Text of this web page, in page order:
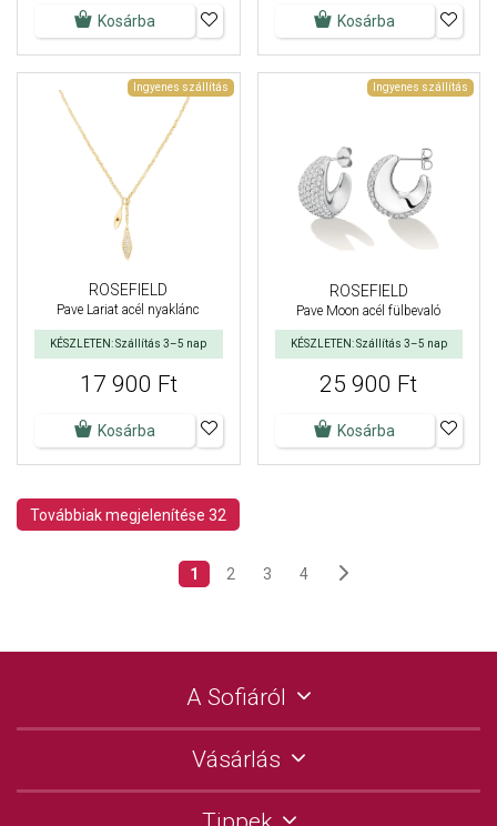
Kosárba Kosárba
Ingyenes szállítás
ROSEFIELD
Pave Lariat acél nyaklánc
KÉSZLETEN: Szállítás 3–5 nap
17 900 Ft
Kosárba
Ingyenes szállítás
ROSEFIELD
Pave Moon acél fülbevaló
KÉSZLETEN: Szállítás 3–5 nap
25 900 Ft
Kosárba
Továbbiak megjelenítése 32
1 2 3 4
A Sofiáról
Vásárlás